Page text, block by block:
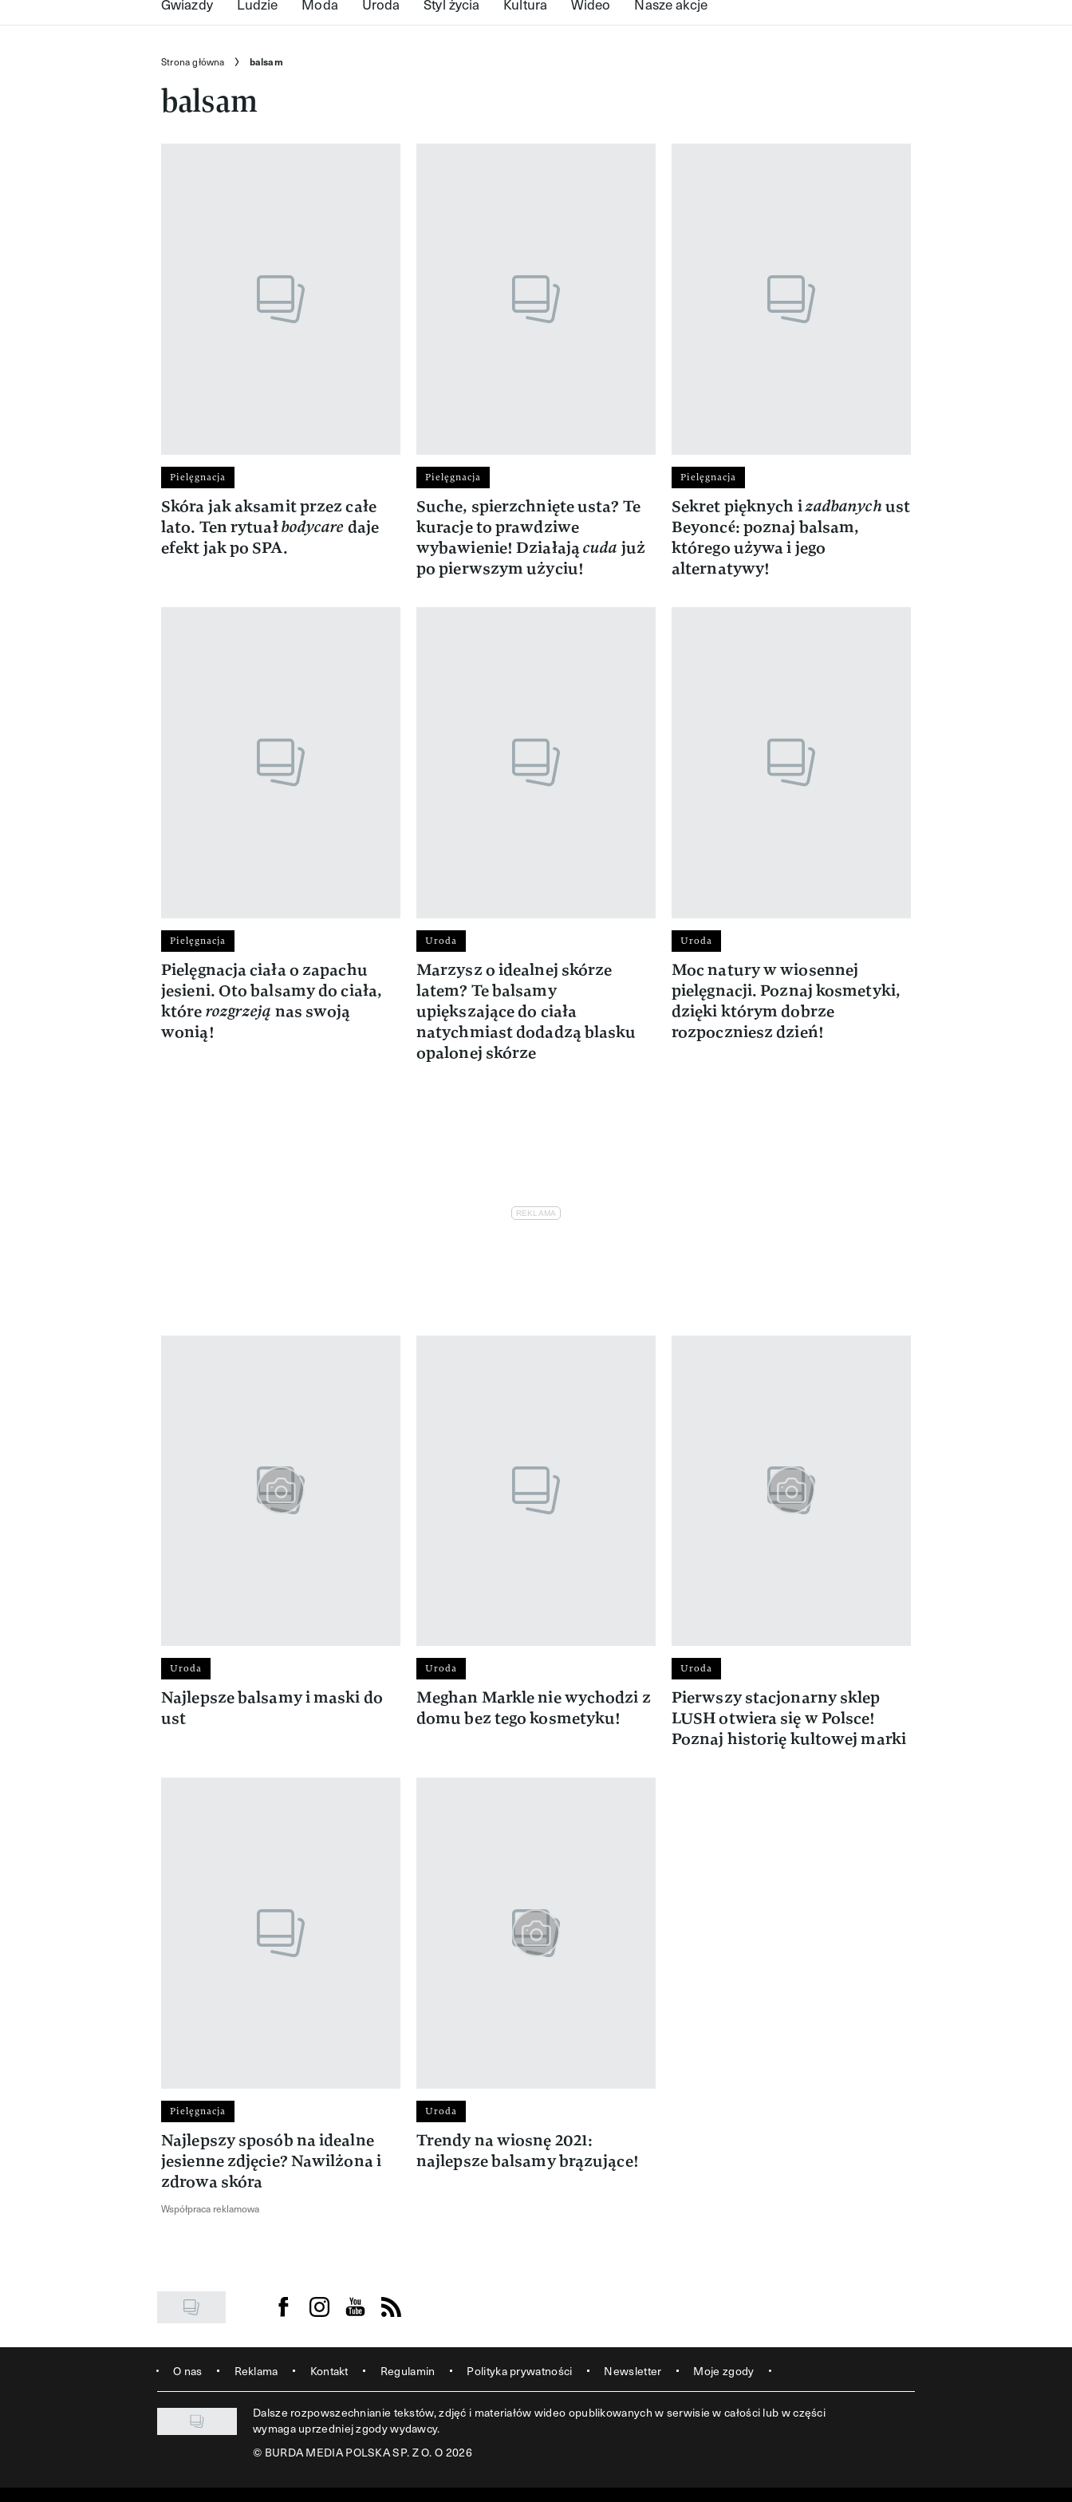
Strona główna balsam
balsam
Pielęgnacja
Skóra jak aksamit przez całe
lato. Ten rytuałbodycaredaje
efekt jak po SPA.
Pielęgnacja
Suche, spierzchnięte usta? Te
kuracje to prawdziwe
wybawienie! Działającuda już
po pierwszym użyciu!
Pielęgnacja
Sekret pięknych izadbanychust
Beyoncé: poznaj balsam,
którego używa i jego
alternatywy!
Pielęgnacja
Pielęgnacja ciała o zapachu
jesieni. Oto balsamy do ciała,
którerozgrzeją nas swoją
wonią!
Uroda
Marzysz o idealnej skórze
latem? Te balsamy
upiększające do ciała
natychmiast dodadzą blasku
opalonej skórze
Uroda
Moc natury w wiosennej
pielęgnacji. Poznaj kosmetyki,
dzięki którym dobrze
rozpoczniesz dzień!
Uroda
Najlepsze balsamy i maski do
ust
Uroda
Meghan Markle nie wychodzi z
domu bez tego kosmetyku!
Uroda
Pierwszy stacjonarny sklep
LUSH otwiera się w Polsce!
Poznaj historię kultowej marki
Pielęgnacja
Najlepszy sposób na idealne
jesienne zdjęcie? Nawilżona i
zdrowa skóra
Współpraca reklamowa
Uroda
Trendy na wiosnę 2021:
najlepsze balsamy brązujące!
Visit us on Facebook
Visit us on Instagram
Visit us on Youtube
Visit us on Rss
O nas Reklama Kontakt Regulamin Polityka prywatności Newsletter Moje zgody
Dalsze rozpowszechnianie tekstów, zdjęć i materiałów wideo opublikowanych w serwisie w całości lub w części
wymaga uprzedniej zgody wydawcy.
© BURDA MEDIA POLSKA SP. Z O. O 2026